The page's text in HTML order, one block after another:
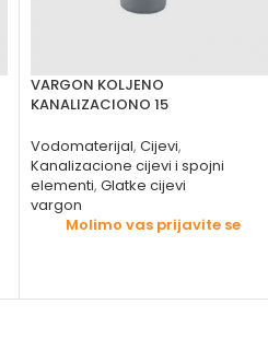
VARGON KOLJENO
KANALIZACIONO 15
Vodomaterijal, Cijevi,
Kanalizacione cijevi i spojni
elementi, Glatke cijevi
vargon
Molimo vas prijavite se